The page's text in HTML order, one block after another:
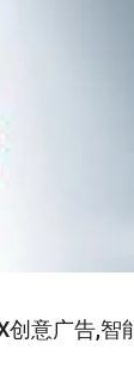
意广告,智